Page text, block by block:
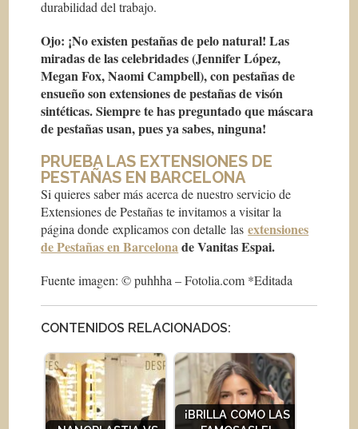
durabilidad del trabajo.
Ojo: ¡No existen pestañas de pelo natural! Las
miradas de las celebridades (Jennifer López,
Megan Fox, Naomi Campbell), con pestañas de
ensueño son extensiones de pestañas de visón
sintéticas. Siempre te has preguntado que máscara
de pestañas usan, pues ya sabes, ninguna!
PRUEBA LAS EXTENSIONES DE
PESTAÑAS EN BARCELONA
Si quieres saber más acerca de nuestro servicio de
Extensiones de Pestañas te invitamos a visitar la
página donde explicamos con detalle lasextensiones
de Pestañas en Barcelonade Vanitas Espai.
Fuente imagen: © puhhha – Fotolia.com *Editada
CONTENIDOS RELACIONADOS:
¡BRILLA COMO LAS